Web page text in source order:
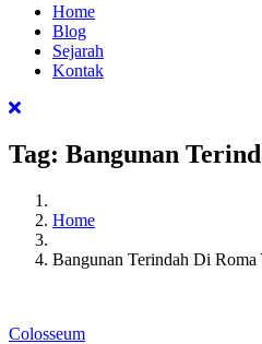
Home
Blog
Sejarah
Kontak
Tag: Bangunan
Home
Bangunan Terindah Di
Colosseum